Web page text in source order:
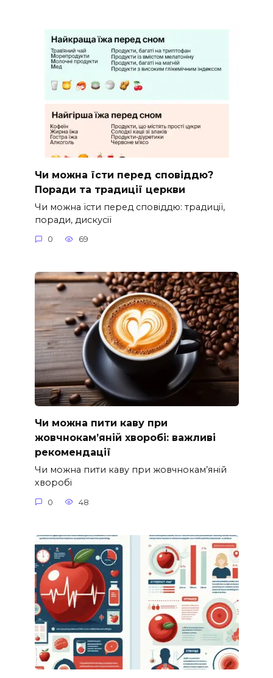
Чи можна їсти перед сповіддю?
Поради та традиції церкви
Чи можна їсти перед сповіддю: традиції,
поради, дискусії
0 69
Чи можна пити каву при
жовчнокам’яній хворобі: важливі
рекомендації
Чи можна пити каву при жовчнокам’яній
хворобі
0 48